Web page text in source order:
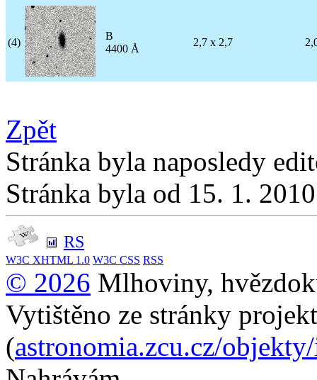
(4)
B
4400 Å
2,7 x 2,7
Zpět
Stránka byla naposledy
Stránka byla od 15. 1.
RS
W3C XHTML 1.0 W3C CSS RSS
© 2026 Mlhoviny,
Vytištěno ze stránky
(astronomia.zcu.cz/